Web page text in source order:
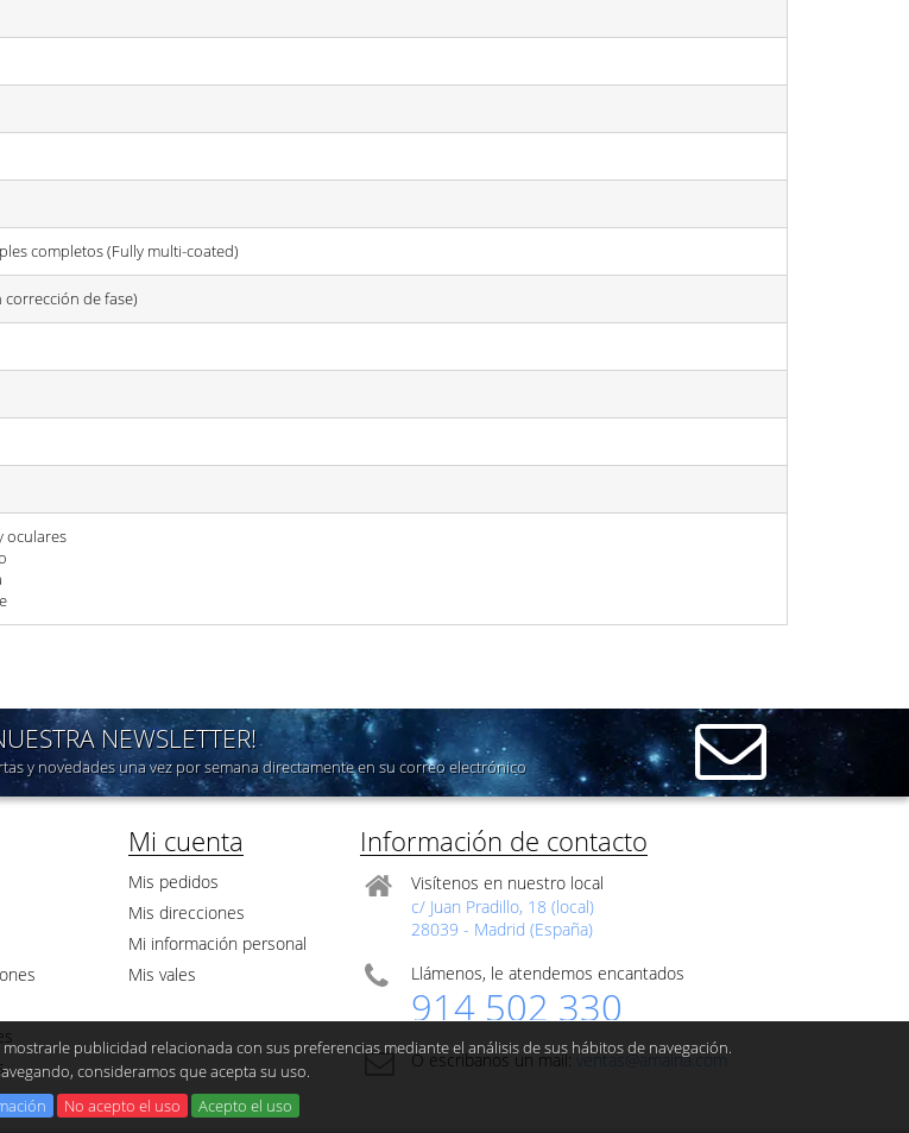
completos (Fully multi-coated)
de fase)
oculares
NEWSLETTER!
y novedades una vez por semana directamente en su correo electrónico
Mi cuenta
Mis pedidos
Mis direcciones
Mi información personal
Mis vales
Información de contacto
Visítenos en nuestro local
c/ Juan Pradillo, 18 (local)
28039 - Madrid (España)
Llámenos, le atendemos encantados
914 502 330
O escribanos un mail: ventas@amaina.com
publicidad relacionada con sus preferencias mediante el análisis de sus hábitos de navegación.
consideramos que acepta su uso.
No acepto el uso Acepto el uso